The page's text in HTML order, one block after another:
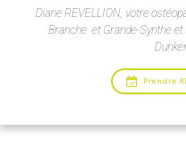
Diane REVELLION, votre
Branche et Grande-Synthe
Prendre